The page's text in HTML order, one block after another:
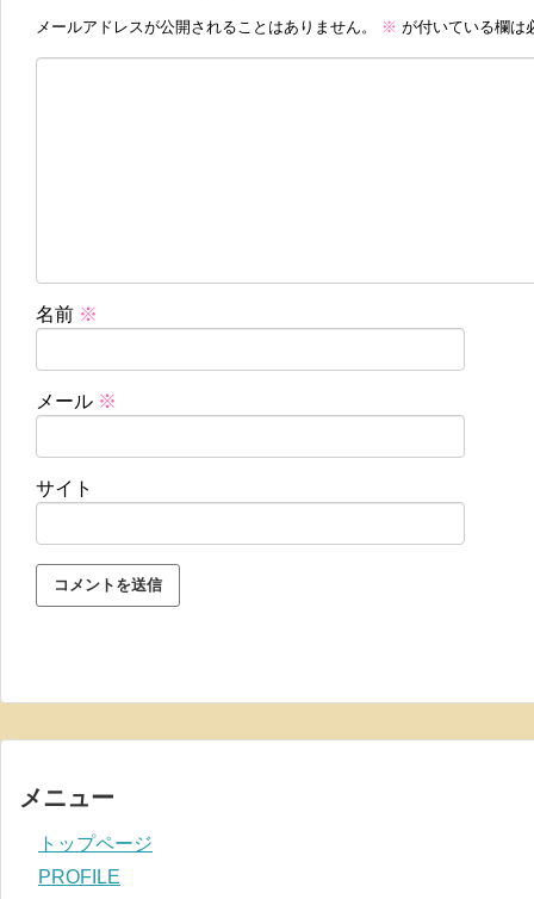
メールアドレスが公開されることはありません。 ※ が付いている欄は
名前 ※
メール ※
サイト
メニュー
トップページ
PROFILE